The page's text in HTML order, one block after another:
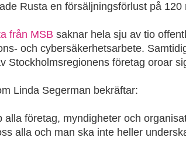
Rusta en försäljningsförlust på
från MSB saknar hela sju av tio
och cybersäkerhetsarbete.
Stockholmsregionens företag oroar
Linda Segerman bekräftar:
alla företag, myndigheter och
alla och man ska inte heller